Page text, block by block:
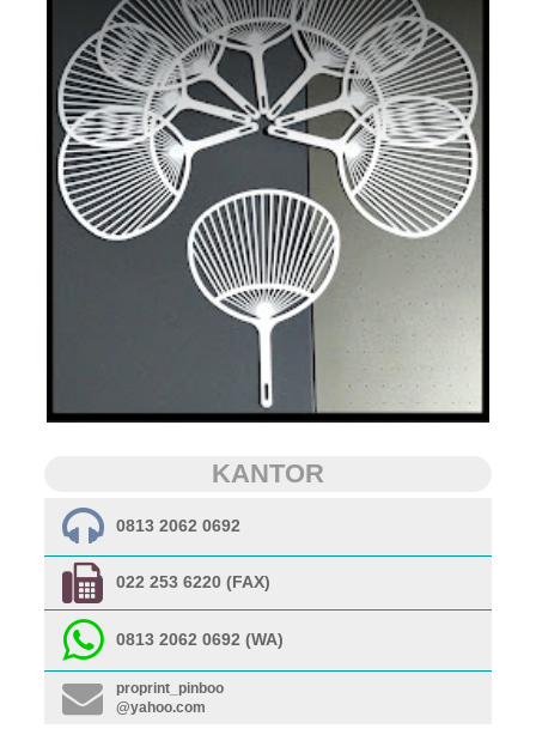
KANTOR
0813 2062 0692
022 253 6220 (FAX)
0813 2062 0692 (WA)
proprint_pinboo
@yahoo.com